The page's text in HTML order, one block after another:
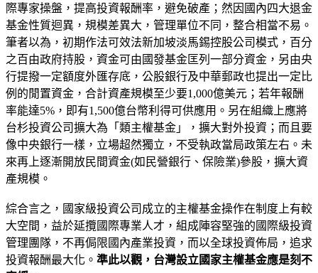
際專家操盤，提高投資報酬率，避免破產；然因國內四大退金
基金性質迴異，規模差異大，管理單位不同，整合相當不易。
筆者以為，初期作法可效法新加坡淡馬錫控股公司模式，百分
之百由政府持股，資金可由國發基金匡列一部分資金，另由央
行提撥一定額度外匯存底，公股銀行及中華郵政也提出一定比
例的閒置資金，合計資產規模至少要1,000億美元；若年報酬
率能達5%，即有1,500億台幣利得可供應用。另在組織上應將
台杉投資公司擴大為「類主權基金」，擴大對外投資；而且要
像中央銀行一樣，立場超然獨立，不受執政當局政策左右。未
來再上逐漸開放民間資金(如民營銀行、保險業)參股，擴大資
產規模。
綜合言之，國家級投資公司成立的主權基金操作在制度上有較
大空間，益於延攬國際專業人才，組成陣容堅強的國際級投資
管理團隊，不再侷限國內產業投資，而以全球投資佈局，追求
投資報酬最大化。 準此以觀，台灣設立國家主權基金應是刻不